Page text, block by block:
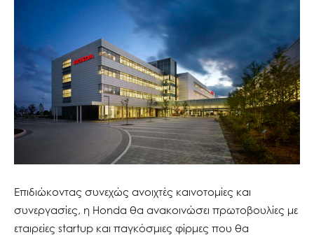
Επιδιώκοντας συνεχώς ανοιχτές καινοτομίες και
συνεργασίες, η Honda θα ανακοινώσει πρωτοβουλίες με
εταιρείες startup και παγκόσμιες φίρμες που θα